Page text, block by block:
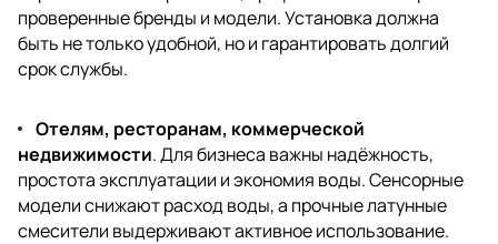
проверенные бренды и модели. Установка должна
быть не только удобной, но и гарантировать долгий
срок службы.
Отелям, ресторанам, коммерческой
недвижимости. Для бизнеса важны надёжность,
простота эксплуатации и экономия воды. Сенсорные
модели снижают расход воды, а прочные латунные
смесители выдерживают активное использование.